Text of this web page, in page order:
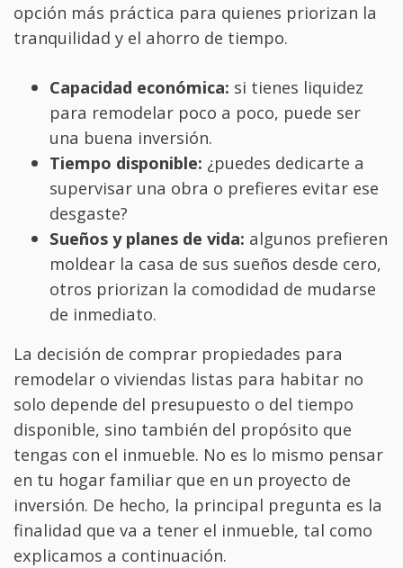
opción más práctica para quienes priorizan la
tranquilidad y el ahorro de tiempo.
Capacidad económica: si tienes liquidez
para remodelar poco a poco, puede ser
una buena inversión.
Tiempo disponible: ¿puedes dedicarte a
supervisar una obra o prefieres evitar ese
desgaste?
Sueños y planes de vida: algunos prefieren
moldear la casa de sus sueños desde cero,
otros priorizan la comodidad de mudarse
de inmediato.
La decisión de comprar propiedades para
remodelar o viviendas listas para habitar no
solo depende del presupuesto o del tiempo
disponible, sino también del propósito que
tengas con el inmueble. No es lo mismo pensar
en tu hogar familiar que en un proyecto de
inversión. De hecho, la principal pregunta es la
finalidad que va a tener el inmueble, tal como
explicamos a continuación.